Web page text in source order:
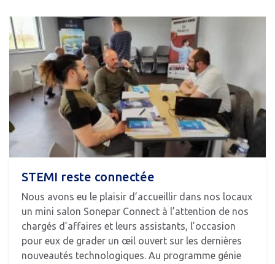
STEMI reste connectée
Nous avons eu le plaisir d’accueillir dans nos locaux
un mini salon Sonepar Connect à l’attention de nos
chargés d’affaires et leurs assistants, l’occasion
pour eux de grader un œil ouvert sur les dernières
nouveautés technologiques. Au programme génie